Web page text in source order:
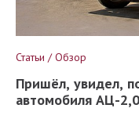
Статьи / Обзор
Пришёл, увидел,
автомобиля АЦ-